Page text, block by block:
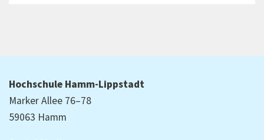
Hochschule Hamm-Lippstadt
Marker Allee 76–78
59063 Hamm